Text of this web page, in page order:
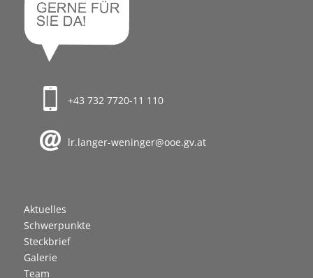
+43 732 7720-11 110
lr.langer-weninger@ooe.gv.at
Aktuelles
Schwerpunkte
Steckbrief
Galerie
Team